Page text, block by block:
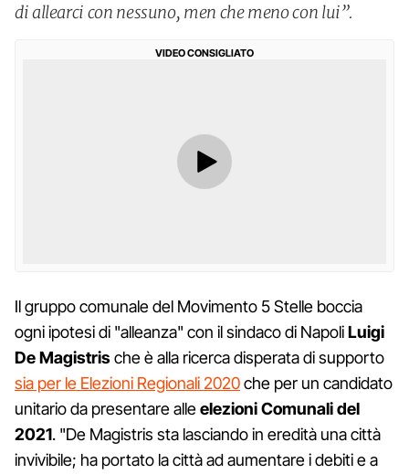
di allearci con nessuno, men che meno con lui”.
VIDEO CONSIGLIATO
Il gruppo comunale del Movimento 5 Stelle boccia
ogni ipotesi di "alleanza" con il sindaco di NapoliLuigi
De Magistrische è alla ricerca disperata di supporto
sia per le Elezioni Regionali 2020che per un candidato
unitario da presentare alleelezioni Comunali del
2021. "De Magistris sta lasciando in eredità una città
invivibile; ha portato la città ad aumentare i debiti e a